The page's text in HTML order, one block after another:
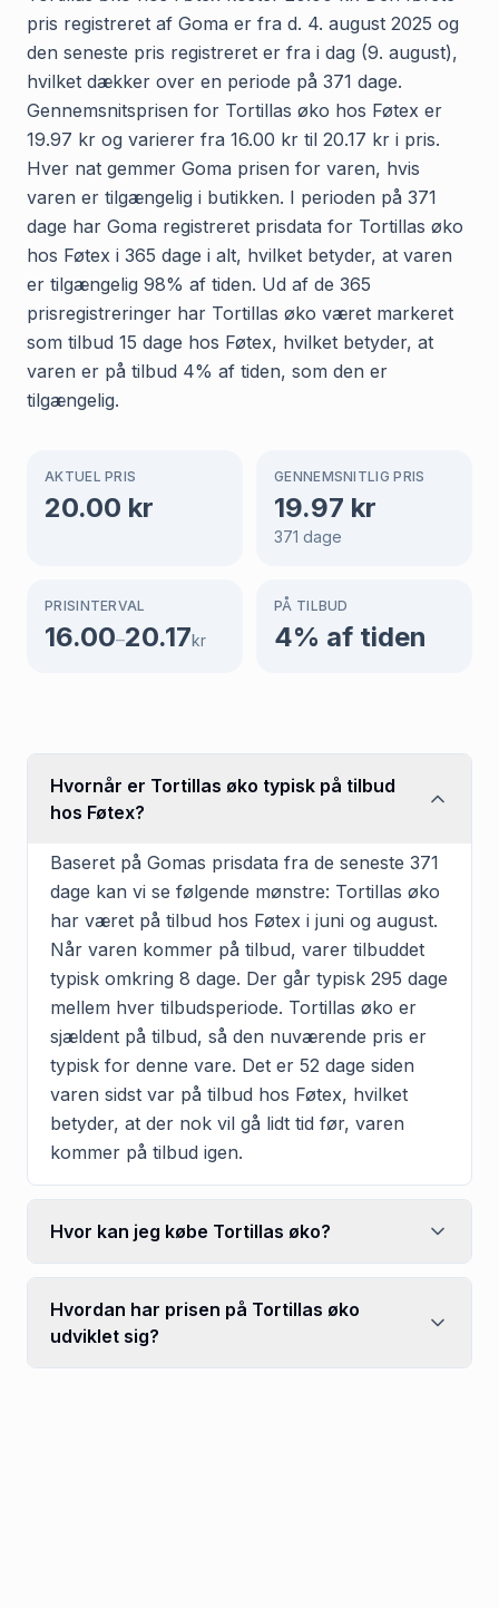
pris registreret af Goma er fra d. 4. august 2025 og
den seneste pris registreret er fra i dag (9. august),
hvilket dækker over en periode på 371 dage.
Gennemsnitsprisen for Tortillas øko hos Føtex er
19.97 kr og varierer fra 16.00 kr til 20.17 kr i pris.
Hver nat gemmer Goma prisen for varen, hvis
varen er tilgængelig i butikken. I perioden på 371
dage har Goma registreret prisdata for Tortillas øko
hos Føtex i 365 dage i alt, hvilket betyder, at varen
er tilgængelig 98% af tiden. Ud af de 365
prisregistreringer har Tortillas øko været markeret
som tilbud 15 dage hos Føtex, hvilket betyder, at
varen er på tilbud 4% af tiden, som den er
tilgængelig.
AKTUEL PRIS
20.00 kr
GENNEMSNITLIG PRIS
19.97 kr
371 dage
PRISINTERVAL
16.00–20.17kr
PÅ TILBUD
4% af tiden
Hvornår er Tortillas øko typisk på tilbud
hos Føtex?
Baseret på Gomas prisdata fra de seneste 371
dage kan vi se følgende mønstre: Tortillas øko
har været på tilbud hos Føtex i juni og august.
Når varen kommer på tilbud, varer tilbuddet
typisk omkring 8 dage. Der går typisk 295 dage
mellem hver tilbudsperiode. Tortillas øko er
sjældent på tilbud, så den nuværende pris er
typisk for denne vare. Det er 52 dage siden
varen sidst var på tilbud hos Føtex, hvilket
betyder, at der nok vil gå lidt tid før, varen
kommer på tilbud igen.
Hvor kan jeg købe Tortillas øko?
Hvordan har prisen på Tortillas øko
udviklet sig?